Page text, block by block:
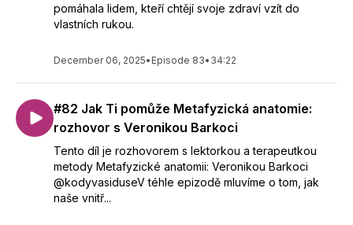
pomáhala lidem, kteří chtějí svoje zdraví vzít do
vlastních rukou.
December 06, 2025• Episode 83• 34:22
#82 Jak Ti pomůže Metafyzická anatomie:
rozhovor s Veronikou Barkoci
Tento díl je rozhovorem s lektorkou a terapeutkou
metody Metafyzické anatomii: Veronikou Barkoci
@kodyvasiduseV téhle epizodě mluvíme o tom, jak
naše vnitř...